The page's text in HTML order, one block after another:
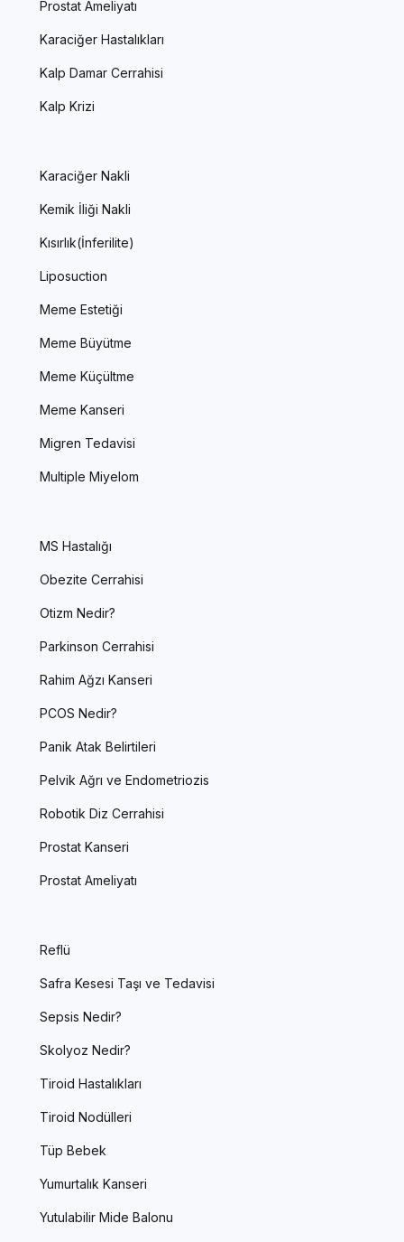
Prostat Ameliyatı
Karaciğer Hastalıkları
Kalp Damar Cerrahisi
Kalp Krizi
Karaciğer Nakli
Kemik İliği Nakli
Kısırlık(İnferilite)
Liposuction
Meme Estetiği
Meme Büyütme
Meme Küçültme
Meme Kanseri
Migren Tedavisi
Multiple Miyelom
MS Hastalığı
Obezite Cerrahisi
Otizm Nedir?
Parkinson Cerrahisi
Rahim Ağzı Kanseri
PCOS Nedir?
Panik Atak Belirtileri
Pelvik Ağrı ve Endometriozis
Robotik Diz Cerrahisi
Prostat Kanseri
Prostat Ameliyatı
Reflü
Safra Kesesi Taşı ve Tedavisi
Sepsis Nedir?
Skolyoz Nedir?
Tiroid Hastalıkları
Tiroid Nodülleri
Tüp Bebek
Yumurtalık Kanseri
Yutulabilir Mide Balonu